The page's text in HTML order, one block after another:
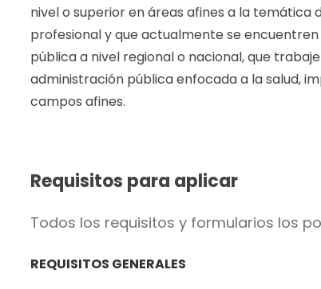
nivel o superior en áreas afines a la temática
profesional y que actualmente se
pública a nivel regional o nacional, que
administración pública enfocada a la salud,
campos afines.
Requisitos para aplicar
Todos los requisitos y formularios los
REQUISITOS GENERALES